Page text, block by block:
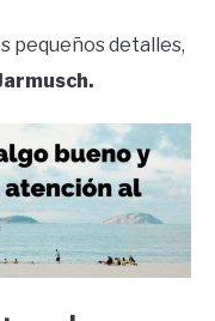
pequeños detalles,